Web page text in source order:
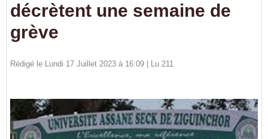
décrètent une semaine de
grève
Rédigé le Lundi 17 Juillet 2023 à 16:09 | Lu 211